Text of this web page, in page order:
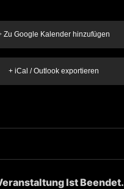
Zu Google Kalender hinzufügen
+ iCal / Outlook exportieren
Ist Beendet.